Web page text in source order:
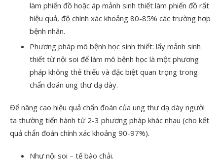
làm phiến đồ hoặc áp mảnh sinh thiết làm phiến đồ rất
hiệu quả, độ chính xác khoảng 80-85% các trường hợp
bệnh nhân.
Phương pháp mô bệnh học sinh thiết: lấy mảnh sinh
thiết từ nội soi để làm mô bệnh học là một phương
pháp không thẻ thiếu và đặc biệt quan trọng trong
chẩn đoán ung thư dạ dày.
Để nâng cao hiệu quả chẩn đoán của ung thư dạ dày người
ta thường tiến hành từ 2-3 phương pháp khác nhau (cho kết
quả chẩn đoán chính xác khoảng 90-97%).
Như nội soi – tế bào chải.